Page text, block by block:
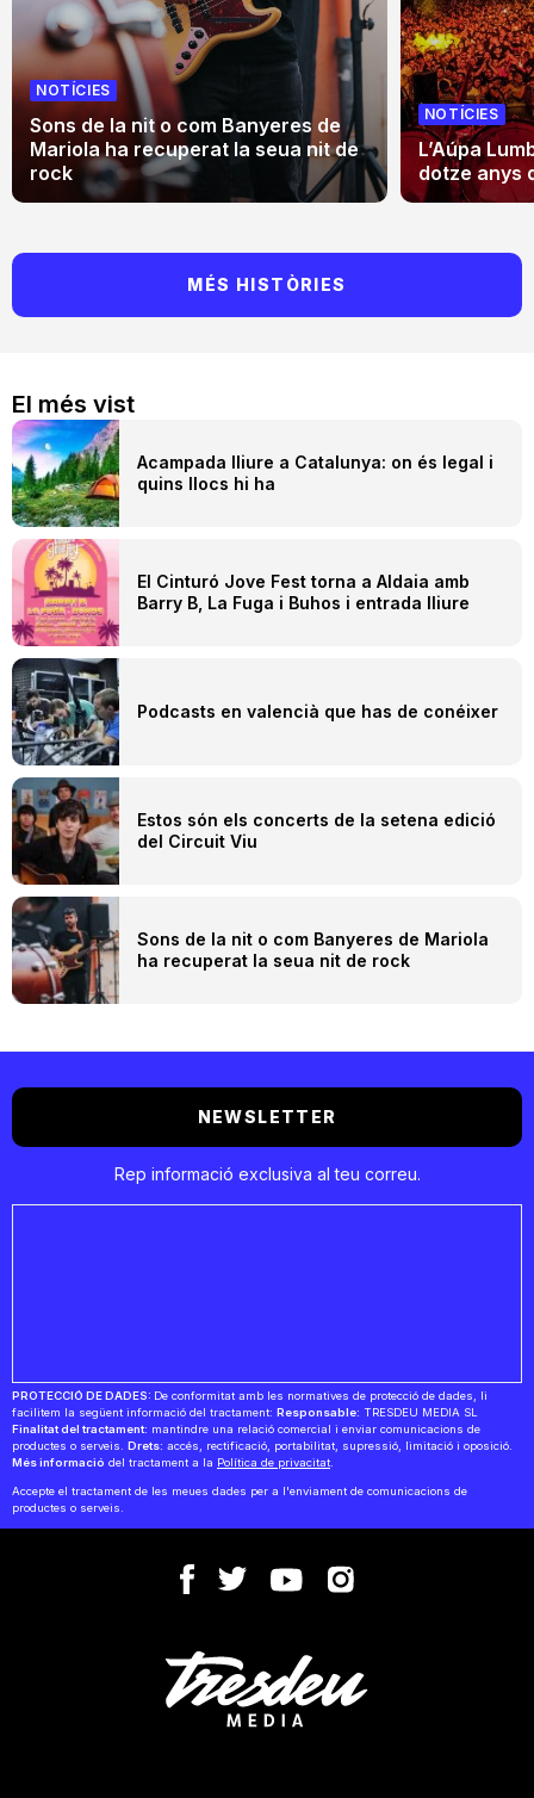
El més vist
Acampada lliure a Catalunya: on és legal i
quins llocs hi ha
El Cinturó Jove Fest torna a Aldaia amb
Barry B, La Fuga i Buhos i entrada lliure
Podcasts en valencià que has de conéixer
Estos són els concerts de la setena edició
del Circuit Viu
Sons de la nit o com Banyeres de Mariola
ha recuperat la seua nit de rock
NOTÍCIES
Sons de la nit o com Banyeres de
Mariola ha recuperat la seua nit de
rock
NOTÍCIES
L’Aúpa
dotze anys
MÉS HISTÒRIES
NEWSLETTER
Rep informació exclusiva al teu correu.
PROTECCIÓ DE DADES: De conformitat amb les normatives de protecció de dades, li
facilitem la següent informació del tractament: Responsable: TRESDEU MEDIA SL
Finalitat del tractament: mantindre una relació comercial i enviar comunicacions de
productes o serveis. Drets: accés, rectificació, portabilitat, supressió, limitació i oposició.
Més informació del tractament a la Política de privacitat.
Accepte el tractament de les meues dades per a l'enviament de comunicacions de
productes o serveis.